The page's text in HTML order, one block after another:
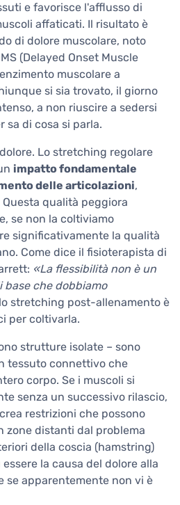
e favorisce l'afflusso di
affaticati. Il risultato è
di dolore muscolare, noto
(Delayed Onset Muscle
muscolare a
si sia trovato, il giorno
a non riuscire a sedersi
sa di cosa si parla.
Lo stretching regolare
impatto fondamentale
delle articolazioni,
qualità peggiora
se non la coltiviamo
significativamente la qualità
Come dice il fisioterapista di
«La flessibilità non è un
base che dobbiamo
stretching post-allenamento è
per coltivarla.
strutture isolate – sono
tessuto connettivo che
corpo. Se i muscoli si
senza un successivo rilascio,
restrizioni che possono
zone distanti dal problema
della coscia (hamstring)
la causa del dolore alla
se apparentemente non vi è